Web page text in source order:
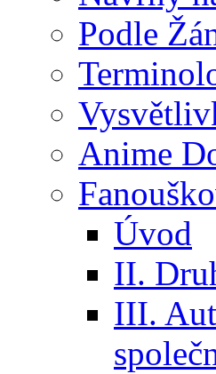
Podle
Anime
Úvod
II.
III.